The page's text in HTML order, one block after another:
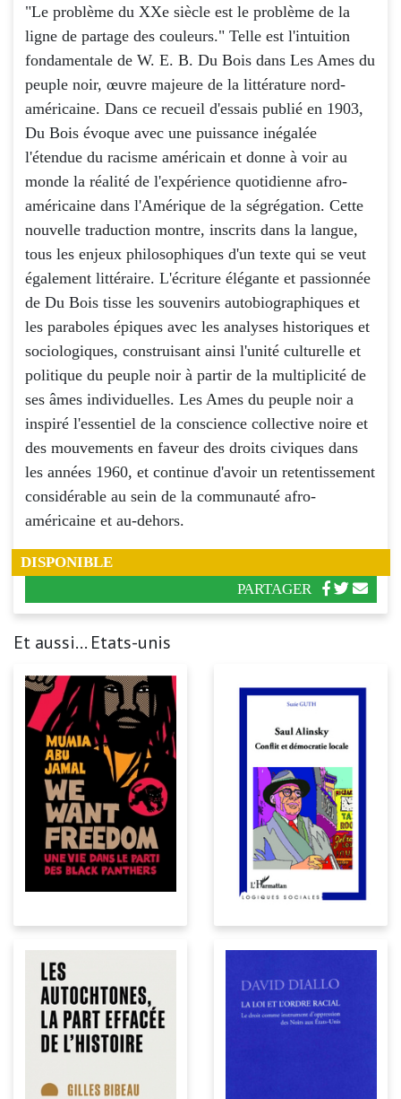
"Le problème du XXe siècle est le problème de la
ligne de partage des couleurs." Telle est l'intuition
fondamentale de W. E. B. Du Bois dans Les Ames du
peuple noir, œuvre majeure de la littérature nord-
américaine. Dans ce recueil d'essais publié en 1903,
Du Bois évoque avec une puissance inégalée
l'étendue du racisme américain et donne à voir au
monde la réalité de l'expérience quotidienne afro-
américaine dans l'Amérique de la ségrégation. Cette
nouvelle traduction montre, inscrits dans la langue,
tous les enjeux philosophiques d'un texte qui se veut
également littéraire. L'écriture élégante et passionnée
de Du Bois tisse les souvenirs autobiographiques et
les paraboles épiques avec les analyses historiques et
sociologiques, construisant ainsi l'unité culturelle et
politique du peuple noir à partir de la multiplicité de
ses âmes individuelles. Les Ames du peuple noir a
inspiré l'essentiel de la conscience collective noire et
des mouvements en faveur des droits civiques dans
les années 1960, et continue d'avoir un retentissement
considérable au sein de la communauté afro-
américaine et au-dehors.
DISPONIBLE
PARTAGER
Et aussi... Etats-unis